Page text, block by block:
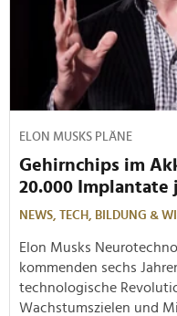
ELON MUSKS PLÄNE
Gehirnchips im
20.000 Implantate
NEWS, TECH, BILDUNG &
Elon Musks
kommenden sechs
technologische
Wachstumszielen und